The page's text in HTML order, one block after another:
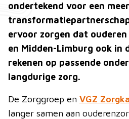
ondertekend voor een
ervoor zorgen dat
en Midden-Limburg ook in
rekenen op passende
langdurige zorg.
De Zorggroep en VGZ
langer samen aan